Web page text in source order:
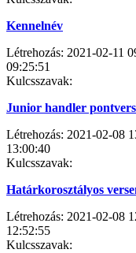
Kennelnév
Létrehozás: 2021-02-11
09:25:51
Kulcsszavak:
Junior handler
Létrehozás: 2021-02-08
13:00:40
Kulcsszavak:
Határkorosztályos
Létrehozás: 2021-02-08
12:52:55
Kulcsszavak: